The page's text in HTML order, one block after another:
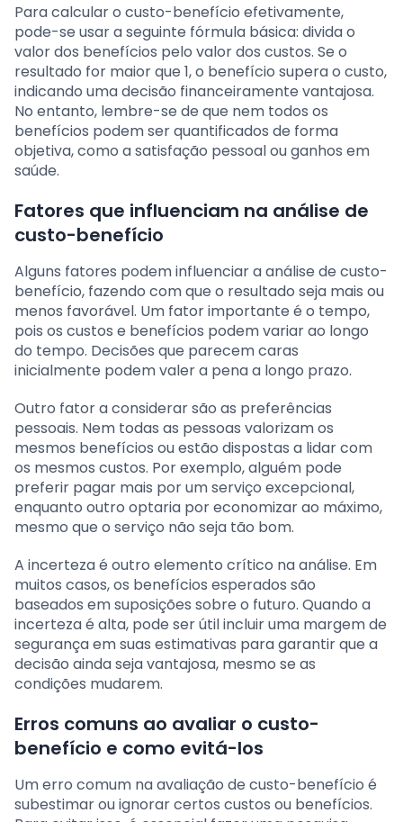
Para calcular o custo-benefício efetivamente,
pode-se usar a seguinte fórmula básica: divida o
valor dos benefícios pelo valor dos custos. Se o
resultado for maior que 1, o benefício supera o custo,
indicando uma decisão financeiramente vantajosa.
No entanto, lembre-se de que nem todos os
benefícios podem ser quantificados de forma
objetiva, como a satisfação pessoal ou ganhos em
saúde.
Fatores que influenciam na análise de
custo-benefício
Alguns fatores podem influenciar a análise de custo-
benefício, fazendo com que o resultado seja mais ou
menos favorável. Um fator importante é o tempo,
pois os custos e benefícios podem variar ao longo
do tempo. Decisões que parecem caras
inicialmente podem valer a pena a longo prazo.
Outro fator a considerar são as preferências
pessoais. Nem todas as pessoas valorizam os
mesmos benefícios ou estão dispostas a lidar com
os mesmos custos. Por exemplo, alguém pode
preferir pagar mais por um serviço excepcional,
enquanto outro optaria por economizar ao máximo,
mesmo que o serviço não seja tão bom.
A incerteza é outro elemento crítico na análise. Em
muitos casos, os benefícios esperados são
baseados em suposições sobre o futuro. Quando a
incerteza é alta, pode ser útil incluir uma margem de
segurança em suas estimativas para garantir que a
decisão ainda seja vantajosa, mesmo se as
condições mudarem.
Erros comuns ao avaliar o custo-
benefício e como evitá-los
Um erro comum na avaliação de custo-benefício é
subestimar ou ignorar certos custos ou benefícios.